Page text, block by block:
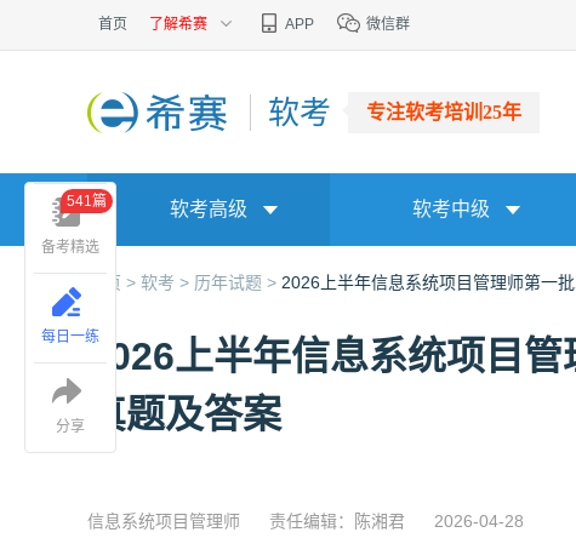
首页 了解希赛 APP 微信群
软考 专注软考培训25年
软考高级 软考中级
首页 > 软考 > 历年试题 > 2026上半年信息系统项目管理师第一
2026上半年信息系统项目
真题及答案
信息系统项目管理师 责任编辑：陈湘君 2026-04-28
备考精选
541篇
每日一练
分享